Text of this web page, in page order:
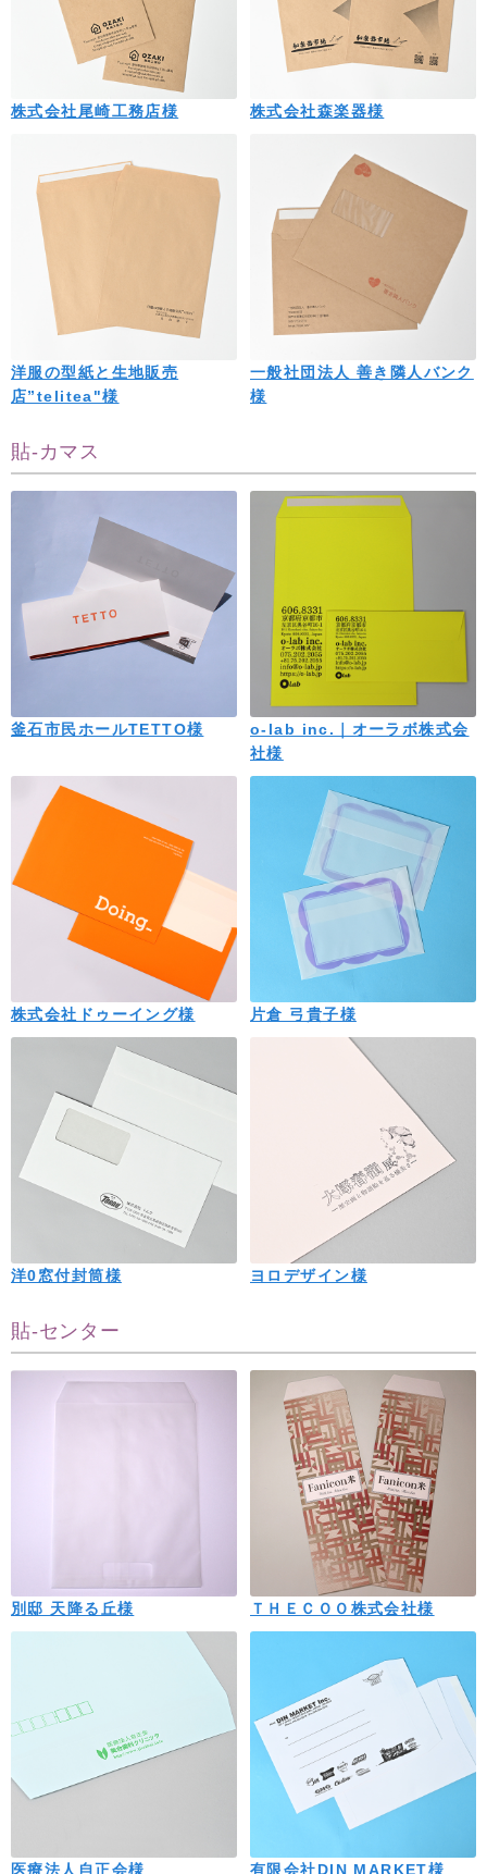
株式会社尾崎工務店様 株式会社森楽器様
洋服の型紙と生地販売
店”telitea"様
一般社団法人 善き隣人バンク
様
貼-カマス
釜石市民ホールTETTO様
o-lab inc.｜オーラボ株式会
社様
株式会社ドゥーイング様 片倉 弓貴子様
洋0窓付封筒様 ヨロデザイン様
貼-センター
別邸 天降る丘様 ＴＨＥＣＯＯ株式会社様
医療法人自正会様 有限会社DIN MARKET様